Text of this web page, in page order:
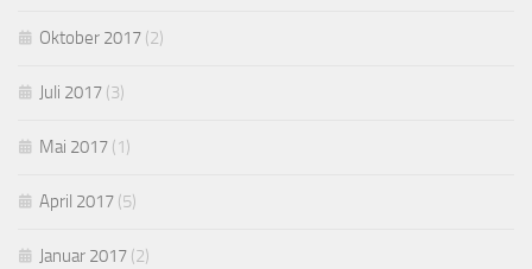
Oktober 2017 (2)
Juli 2017 (3)
Mai 2017 (1)
April 2017 (5)
Januar 2017 (2)